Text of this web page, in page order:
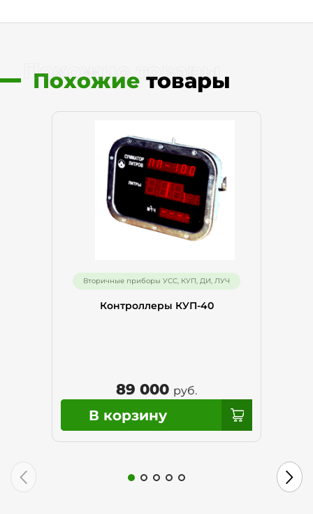
Похожие товары
Похожие товары
Вторичные приборы УСС, КУП, ДИ, ЛУЧ
Контроллеры КУП-40
89 000 руб.